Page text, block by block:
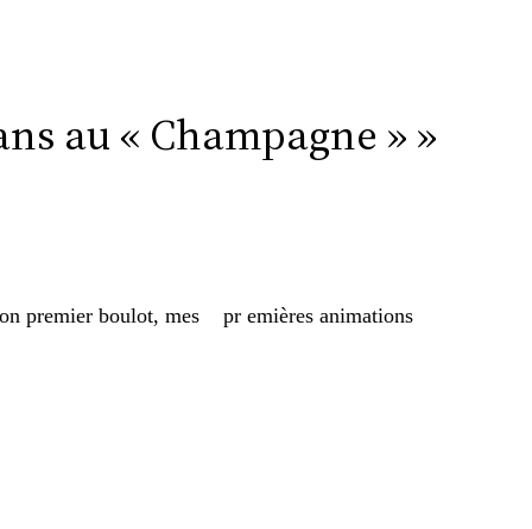
au « Champagne » »
premier boulot, mes pr emières animations